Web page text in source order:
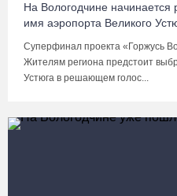
На Вологодчине
имя аэропорта Великого
Суперфинал проекта «Горжусь
Жителям региона предстоит
Устюга в решающем голос...